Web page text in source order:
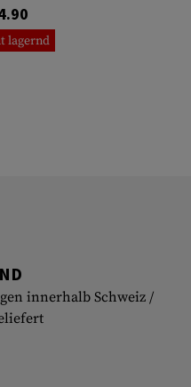
lagernd
innerhalb Schweiz /